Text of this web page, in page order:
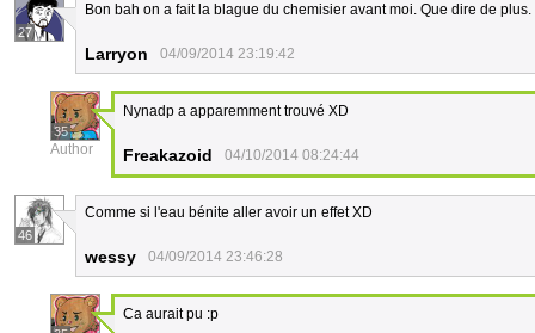
27
Bon bah on a fait la blague du chemisier avant moi. Que dire de plus.
Larryon 04/09/2014 23:19:42
35
Author
Nynadp a apparemment trouvé XD
Freakazoid 04/10/2014 08:24:44
46
Comme si l'eau bénite aller avoir un effet XD
wessy 04/09/2014 23:46:28
Ca aurait pu :p